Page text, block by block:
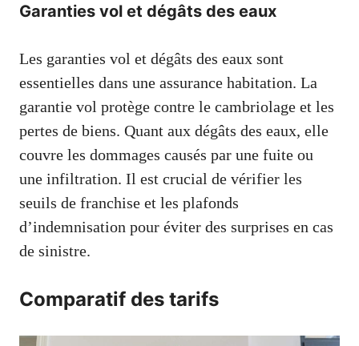
Garanties vol et dégâts des eaux
Les garanties vol et dégâts des eaux sont
essentielles dans une assurance habitation. La
garantie vol protège contre le cambriolage et les
pertes de biens. Quant aux dégâts des eaux, elle
couvre les dommages causés par une fuite ou
une infiltration. Il est crucial de vérifier les
seuils de franchise et les plafonds
d’indemnisation pour éviter des surprises en cas
de sinistre.
Comparatif des tarifs